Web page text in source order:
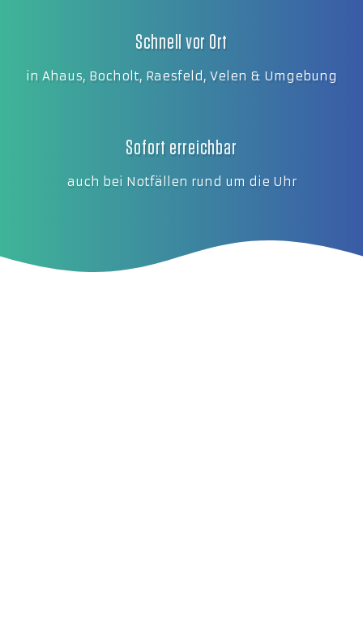
Schnell vor Ort
in Ahaus, Bocholt, Raesfeld, Velen & Umgebung
Sofort erreichbar
auch bei Notfällen rund um die Uhr